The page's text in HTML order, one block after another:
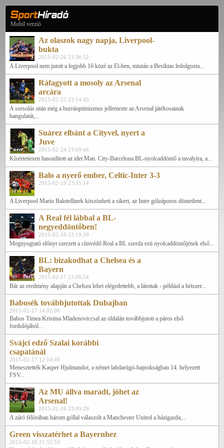
Mobil verzió
Az olaszok nagy napja, Liverpool-
bukta
2015-02-26 23:36:52
A Liverpool nem jutott a legjobb 16 közé az El-ben, miután a Besiktas ledolgozta...
Ráfagyott a mosoly az Arsenal
arcára
2015-02-25 23:14:43
A sorsolás után még a hurráoptimizmus jellemezte az Arsenal játékosainak
hangulatát,...
Suárez elbánt a Cityvel, nyert a
Juve
2015-02-24 23:09:44
Kísértetiesen hasonlított az idei Man. City-Barcelona BL-nyolcaddöntő a tavalyira, a...
Balo a nyerő ember, Celtic-Inter 3-3
2015-02-19 23:35:14
A Liverpool Mario Balotellinek köszönheti a sikert, az Inter gólzáporos döntetlent...
A Real fél lábbal a BL-
negyeddöntőben!
2015-02-18 23:19:30
Megnyugtató előnyt szerzett a címvédő Real a BL szerda esti nyolcaddöntőjének első...
BL: bizakodhat a Chelsea és a
Bayern
2015-02-17 23:06:54
Bár az eredmény alapján a Chelsea lehet elégedettebb, a látottak - például a hétszer...
Babosék továbbjutottak Dubajban
2015-02-17 14:02:08
Babos Tímea Kristina Mladenoviccsal az oldalán továbbjutott a páros első
fordulójából...
Svájci edző Szalai korábbi
csapatánál
2015-02-17 12:10:46
Menesztették Kasper Hjulmandot, a német labdarúgó-bajnokságban 14. helyezett
FSV...
Az MU állva maradt, jöhet az
Arsenal!
2015-02-16 23:09:29
A záró félórában három góllal válaszolt a Manchester United a házigazda,...
Green visszatérhet a Bayernhez
2015-02-16 21:52:53